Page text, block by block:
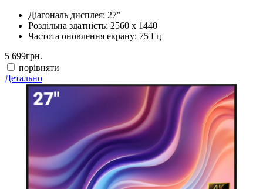
Діагональ дисплея: 27"
Роздільна здатність: 2560 x 1440
Частота оновлення екрану: 75 Гц
5 699грн.
порівняти
Детально